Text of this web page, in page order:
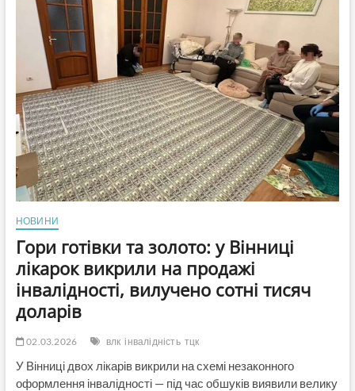
обшуків
підозрюваних
корупції
працівників
ВЛК
у
16
областях
(Відео)
НОВИНИ
Гори готівки та золото: у Вінниці
лікарок викрили на продажі
інвалідності, вилучено сотні тисяч
доларів
02.03.2026 влк інвалідність тцк
У Вінниці двох лікарів викрили на схемі незаконного
оформлення інвалідності — під час обшуків виявили велику